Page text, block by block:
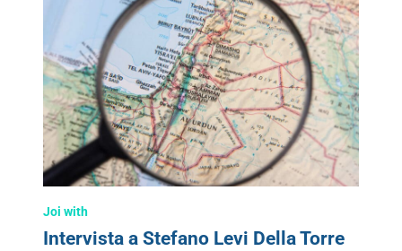
Joi with
Intervista a Stefano Levi Della Torre